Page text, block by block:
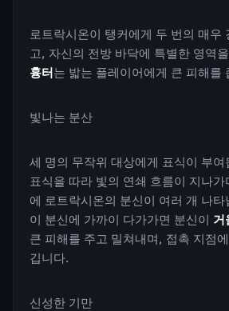
로트락시온이 탱커에게 두 번의 매우
고, 자신의 전방 바닥에 특별한 영역
흉터는 밟는 플레이어에게 큰 피해를
빛나는 분산
세 명의 무작위 대상에게 표식이 부
표식을 따라 빛의 연쇄 흐름이 지나
에 로트락시온의 분신이 여러 개 나
이 분신에 가까이 다가가면 분신이 거
큰 피해를 주고 밀쳐내며, 접촉 지점에
깁니다.
신성한 기만